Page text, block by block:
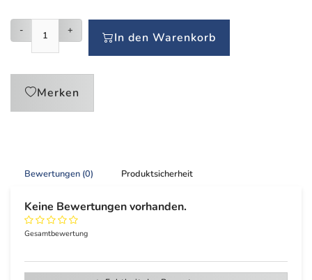
- + In den Warenkorb
Merken
Bewertungen (0) Produktsicherheit
Keine Bewertungen vorhanden.
Gesamtbewertung